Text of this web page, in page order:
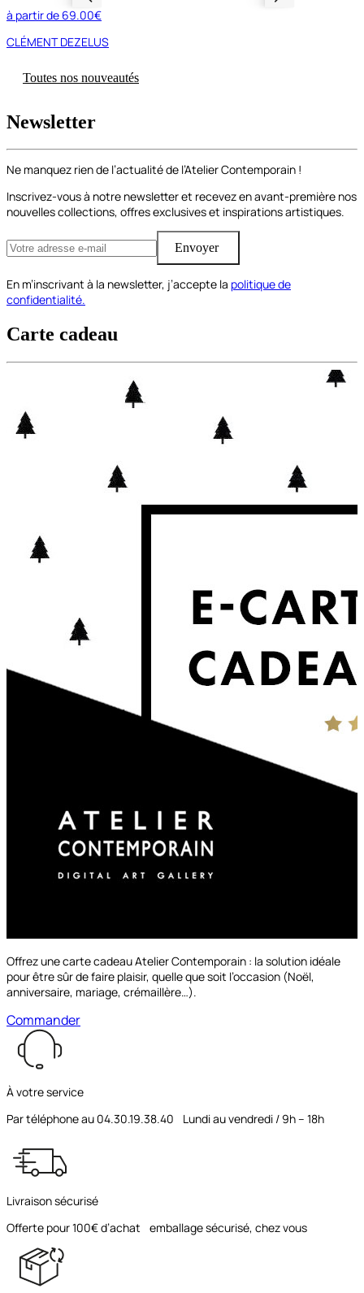
à partir de 69.00€
CLÉMENT DEZELUS
Toutes nos nouveautés
Newsletter
Ne manquez rien de l’actualité de l’Atelier Contemporain !
Inscrivez-vous à notre newsletter et recevez en avant-première nos
nouvelles collections, offres exclusives et inspirations artistiques.
Envoyer
En m’inscrivant à la newsletter, j’accepte la politique de
confidentialité.
Carte cadeau
Offrez une carte cadeau Atelier Contemporain : la solution idéale
pour être sûr de faire plaisir, quelle que soit l’occasion (Noël,
anniversaire, mariage, crémaillère…).
Commander
À votre service
Par téléphone au 04.30.19.38.40 Lundi au vendredi / 9h – 18h
Livraison sécurisé
Offerte pour 100€ d’achat emballage sécurisé, chez vous